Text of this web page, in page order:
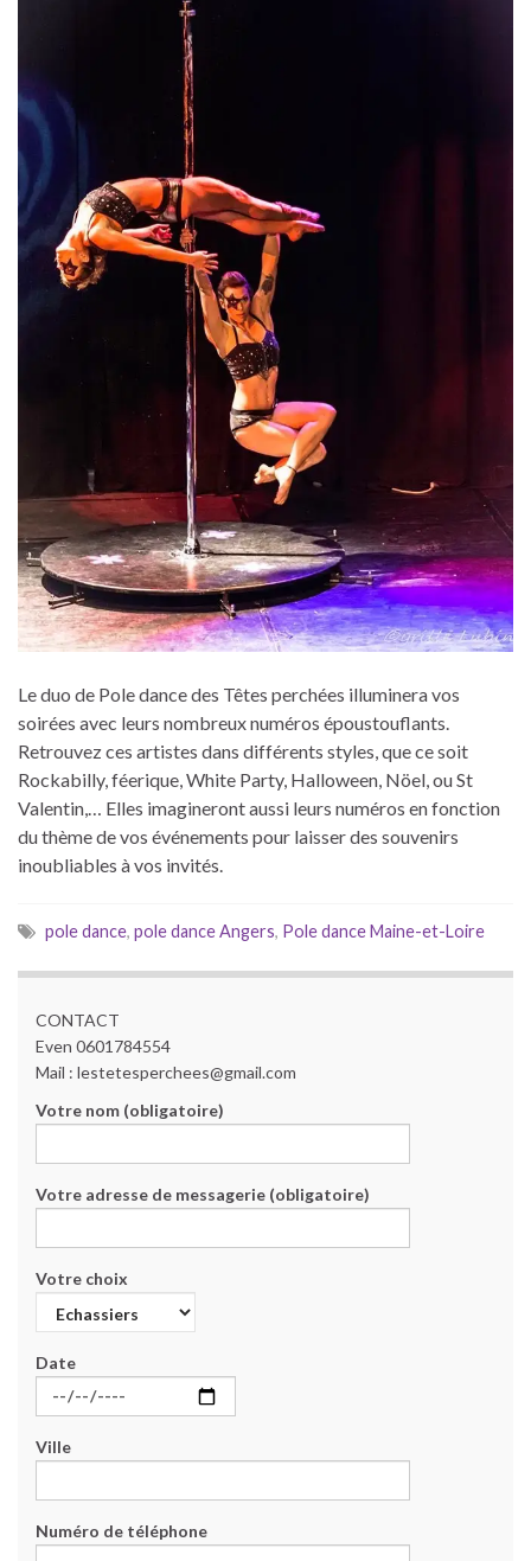
Le duo de Pole dance des Têtes perchées illuminera vos
soirées avec leurs nombreux numéros époustouflants.
Retrouvez ces artistes dans différents styles, que ce soit
Rockabilly, féerique, White Party, Halloween, Nöel, ou St
Valentin,… Elles imagineront aussi leurs numéros en fonction
du thème de vos événements pour laisser des souvenirs
inoubliables à vos invités.
pole dance, pole dance Angers, Pole dance Maine-et-Loire
CONTACT
Even 0601784554
Mail : lestetesperchees@gmail.com
Votre nom (obligatoire)
Votre adresse de messagerie (obligatoire)
Votre choix
Date
Ville
Numéro de téléphone